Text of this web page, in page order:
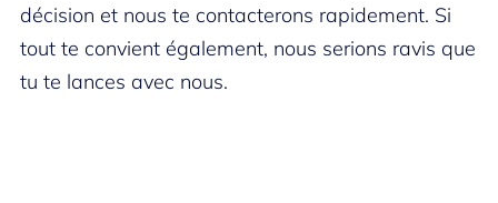
décision et nous te contacterons rapidement. Si
tout te convient également, nous serions ravis que
tu te lances avec nous.